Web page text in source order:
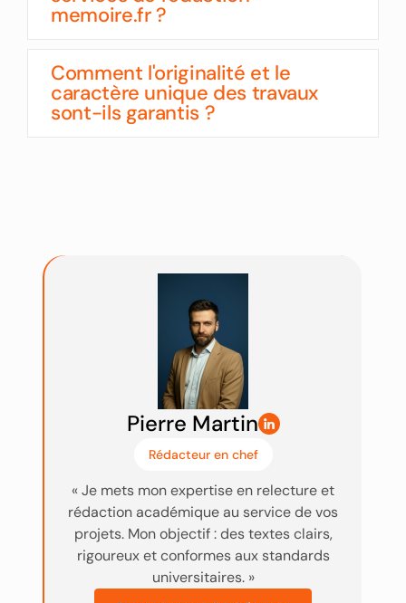
memoire.fr ?
Comment l'originalité et le
caractère unique des travaux
sont-ils garantis ?
Pierre Martin
Rédacteur en chef
« Je mets mon expertise en relecture et
rédaction académique au service de vos
projets. Mon objectif : des textes clairs,
rigoureux et conformes aux standards
universitaires. »‬